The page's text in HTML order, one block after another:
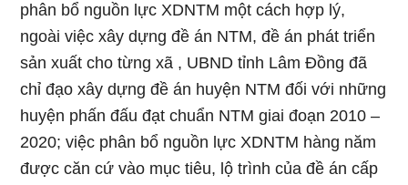
phân bổ nguồn lực XDNTM một cách hợp lý,
ngoài việc xây dựng đề án NTM, đề án phát triển
sản xuất cho từng xã , UBND tỉnh Lâm Đồng đã
chỉ đạo xây dựng đề án huyện NTM đối với những
huyện phấn đấu đạt chuẩn NTM giai đoạn 2010 –
2020; việc phân bổ nguồn lực XDNTM hàng năm
được căn cứ vào mục tiêu, lộ trình của đề án cấp